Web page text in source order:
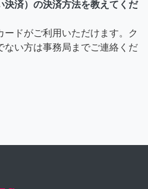
決済）の決済方法を教えてくだ
ードがご利用いただけます。ク
ない方は事務局までご連絡くだ